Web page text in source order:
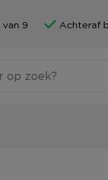
9 Achteraf